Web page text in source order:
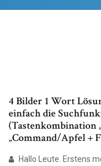
4 Bilder 1 Wort
einfach die
(Tastenkombination
„Command/Apfel +
Hallo Leute. Erstens